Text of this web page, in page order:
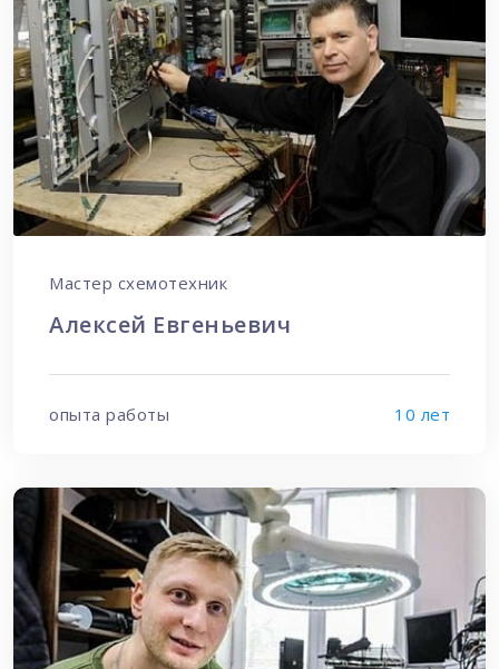
Мастер схемотехник
Алексей Евгеньевич
опыта работы 10 лет